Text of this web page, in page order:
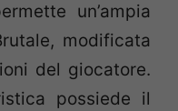
un’ampia
modificata
del giocatore.
possiede il